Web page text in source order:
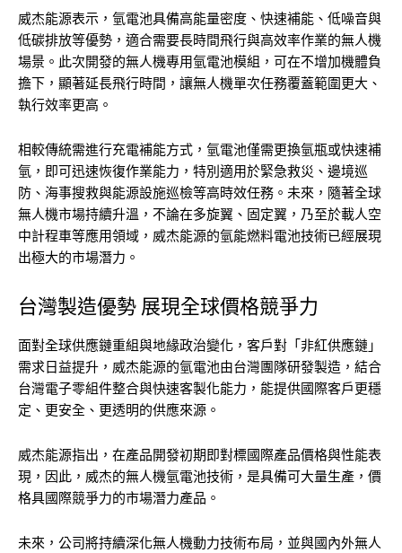
威杰能源表示，氫電池具備高能量密度、快速補能、低噪音與
低碳排放等優勢，適合需要長時間飛行與高效率作業的無人機
場景。此次開發的無人機專用氫電池模組，可在不增加機體負
擔下，顯著延長飛行時間，讓無人機單次任務覆蓋範圍更大、
執行效率更高。
相較傳統需進行充電補能方式，氫電池僅需更換氫瓶或快速補
氫，即可迅速恢復作業能力，特別適用於緊急救災、邊境巡
防、海事搜救與能源設施巡檢等高時效任務。未來，隨著全球
無人機市場持續升溫，不論在多旋翼、固定翼，乃至於載人空
中計程車等應用領域，威杰能源的氫能燃料電池技術已經展現
出極大的市場潛力。
台灣製造優勢 展現全球價格競爭力
面對全球供應鏈重組與地緣政治變化，客戶對「非紅供應鏈」
需求日益提升，威杰能源的氫電池由台灣團隊研發製造，結合
台灣電子零組件整合與快速客製化能力，能提供國際客戶更穩
定、更安全、更透明的供應來源。
威杰能源指出，在產品開發初期即對標國際產品價格與性能表
現，因此，威杰的無人機氫電池技術，是具備可大量生產，價
格具國際競爭力的市場潛力產品。
未來，公司將持續深化無人機動力技術布局，並與國內外無人